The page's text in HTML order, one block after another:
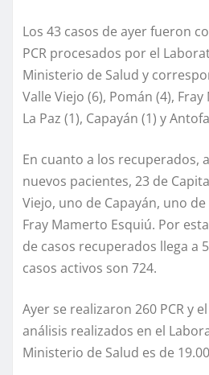
Los 43 casos de ayer fueron
PCR procesados por el
Ministerio de Salud y
Valle Viejo (6), Pomán (4),
La Paz (1), Capayán (1) y
En cuanto a los recuperados,
nuevos pacientes, 23 de
Viejo, uno de Capayán, uno
Fray Mamerto Esquiú. Por
de casos recuperados llega a
casos activos son 724.
Ayer se realizaron 260 PCR y
análisis realizados en el
Ministerio de Salud es de